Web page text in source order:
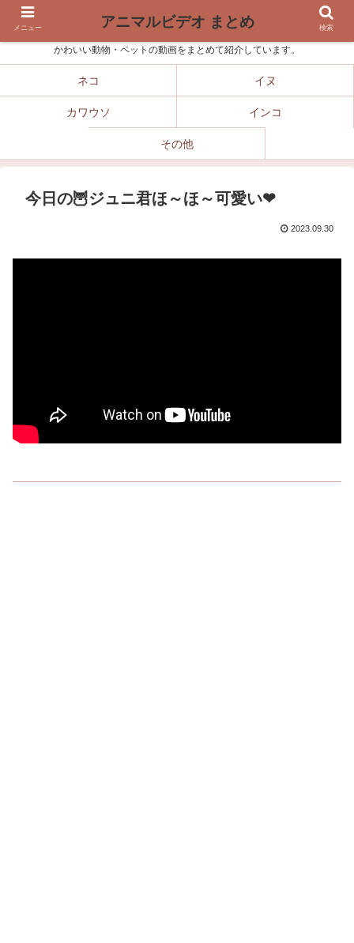
かわいい動物・ペットの動画をまとめて紹介しています。
ネコ イヌ
カワウソ インコ
その他
今日の🦉ジュニ君ほ～ほ～可愛い❤
2023.09.30
メニュー アニマルビデオ まとめ 検索